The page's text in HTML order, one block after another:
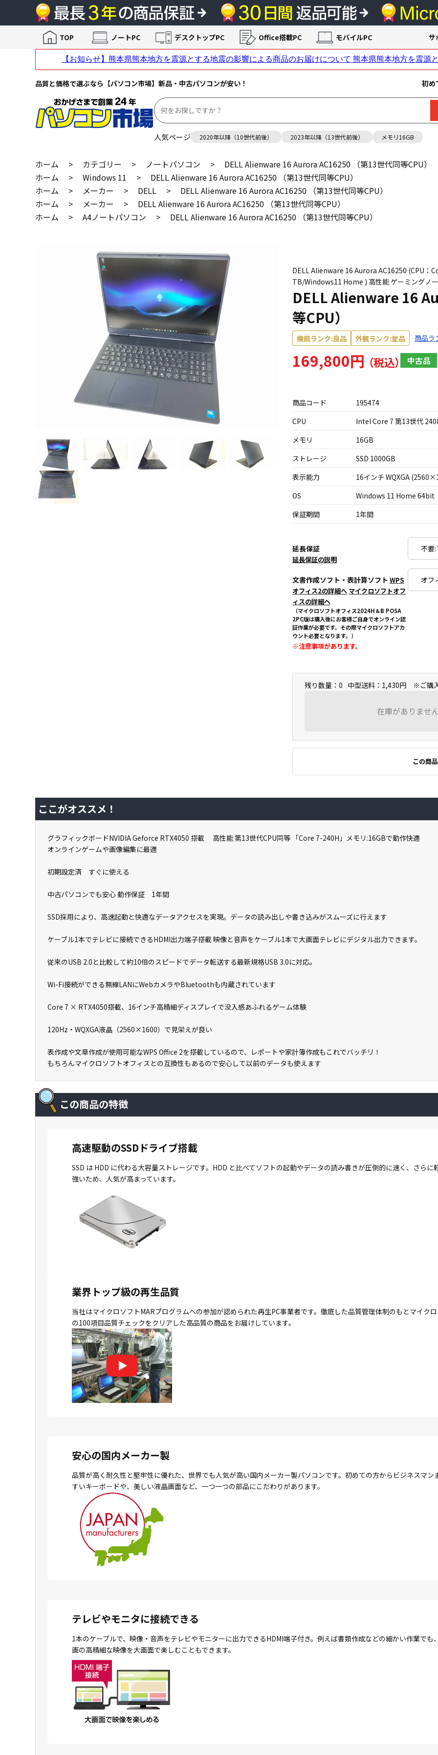
品質と価格で選ぶなら【パソコン市場】新品・中古パソコンが安い！ 初め
人気ページ 2020年以降（10世代前後） 2023年以降（13世代前後） メモリ16GB
TOP ノートPC デスクトップPC Office搭載PC モバイルPC サ
ホーム > カテゴリー > ノートパソコン >
DELL Alienware 16 Aurora AC16250 （第13世代同等CPU）
ホーム
> Windows 11 >
DELL Alienware 16 Aurora AC16250 （第13世代同等CPU）
ホーム
> メーカー > DELL >
DELL Alienware 16 Aurora AC16250 （第13世代同等CPU）
ホーム
> メーカー >
DELL Alienware 16 Aurora AC16250 （第13世代同等CPU）
ホーム
> A4ノートパソコン > DELL Alienware 16 Aurora AC16250 （第13世代同等CPU）
DELL Alienware 16 Aurora AC16250 (CPU：
TB/Windows11 Home ) 高性能 ゲーミングノ
DELL Alienware 16
等CPU）
機能ランク:良品 外観ランク:並品 商品
169,800円 中古品
商品コード
195474
CPU
Intel Core 7 第13世代
メモリ
16GB
ストレージ
SSD 1000GB
表示能力
16インチ WQXGA
OS
Windows 11 Home 64bit
保証期間
1年間
延長保証
延長保証の説明
文書作成ソフト・表計算ソフト WPS
オフィス2の詳細へ マイクロソフトオフ
ィスの詳細へ
（マイクロソフトオフィス2024H＆B POSA
2PC版は購入後にお客様ご自身でオンライン認
証作業が必要です。その際マイクロソフトアカ
ウント必要となります。）
※注意事項があります。
残り数量：0 中型送料：1,430円 ※ご購
在庫がありませ
この商
ここがオススメ！
グラフィックボードNVIDIA Geforce RTX4050 搭載 高性能 第13世代CPU同等 「Core 7-240H」メモリ:16GBで動作快適
オンラインゲームや画像編集に最適
初期設定済 すぐに使える
中古パソコンでも安心 動作保証 1年間
SSD採用により、高速起動と快適なデータアクセスを実現。データの読み出しや書き込みがスムーズに行えます
ケーブル1本でテレビに接続できるHDMI出力端子搭載 映像と音声をケーブル1本で大画面テレビにデジタル出力できます。
従来のUSB 2.0と比較して約10倍のスピードでデータ転送する最新規格USB 3.0に対応。
Wi-Fi接続ができる無線LANにWebカメラやBluetoothも内蔵されています
Core 7 × RTX4050搭載、16インチ高精細ディスプレイで没入感あふれるゲーム体験
120Hz・WQXGA液晶（2560×1600）で見栄えが良い
表作成や文章作成が使用可能なWPS Office 2を搭載しているので、レポートや家計簿作成もこれでバッチリ！
もちろんマイクロソフトオフィスとの互換性もあるので安心して以前のデータも使えます
この商品の特徴
高速駆動のSSDドライブ搭載
SSD は HDD に代わる大容量ストレージです。HDD と比べてソフトの起動やデータの読み書きが圧倒的に速く、さら
強いため、人気が高まっています。
業界トップ級の再生品質
当社はマイクロソフトMARプログラムへの参加が認められた再生PC事業者です。徹底した品質管理体制のもとマイク
の100項目品質チェックをクリアした高品質の商品をお届けしています。
安心の国内メーカー製
品質が高く耐久性と堅牢性に優れた、世界でも人気が高い国内メーカー製パソコンです。初めての方からビジネスマ
すいキーボードや、美しい液晶画面など、一つ一つの部品にこだわりがあります。
テレビやモニタに接続できる
1本のケーブルで、映像・音声をテレビやモニターに出力できるHDMI端子付き。例えば書類作成などの細かい作業で
画の高精細な映像を大画面で楽しむこともできます。